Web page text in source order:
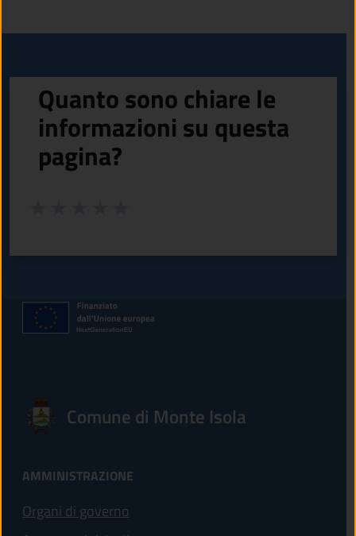
Quanto sono chiare le
informazioni su questa
pagina?
Comune di Monte Isola
AMMINISTRAZIONE
Organi di governo